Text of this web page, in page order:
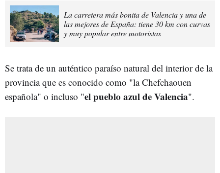
La carretera más bonita de Valencia y una de
las mejores de España: tiene 30 km con curvas
y muy popular entre motoristas
Se trata de un auténtico paraíso natural del interior de la
provincia que es conocido como "la Chefchaouen
española" o incluso "el pueblo azul de Valencia".